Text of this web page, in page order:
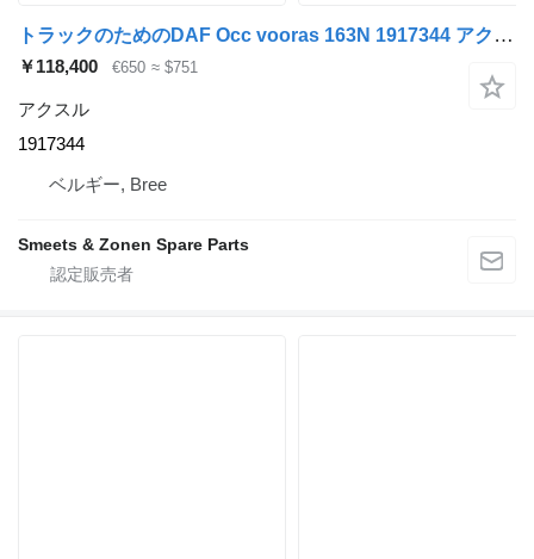
トラックのためのDAF Occ vooras 163N 1917344 アクスル
￥118,400 €650 ≈ $751
アクスル
1917344
ベルギー, Bree
Smeets & Zonen Spare Parts